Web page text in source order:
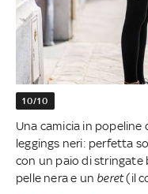
10/10
Una camicia in popeline
leggings neri: perfetta
con un paio di stringate
pelle nera e un beret(il